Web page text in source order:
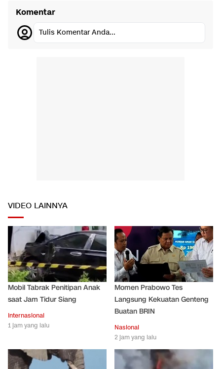
Komentar
Tulis Komentar Anda...
VIDEO LAINNYA
Mobil Tabrak Penitipan Anak
saat Jam Tidur Siang
Internasional
1 jam yang lalu
Momen Prabowo Tes
Langsung Kekuatan Genteng
Buatan BRIN
Nasional
2 jam yang lalu